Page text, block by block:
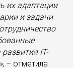
их адаптации
и задачи
IT-
, – отметила